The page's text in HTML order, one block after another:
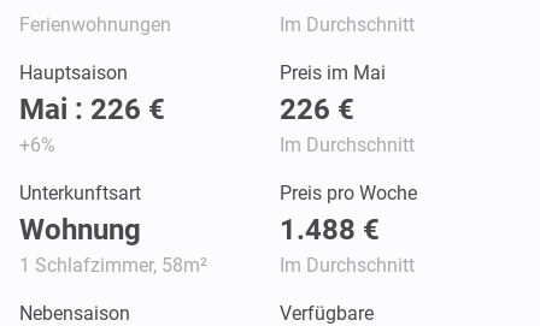
Ferienwohnungen Im Durchschnitt
Hauptsaison
Mai : 226 €
+6%
Preis im Mai
226 €
Im Durchschnitt
Unterkunftsart
Wohnung
1 Schlafzimmer, 58m²
Preis pro Woche
1.488 €
Im Durchschnitt
Nebensaison
Verfügbare